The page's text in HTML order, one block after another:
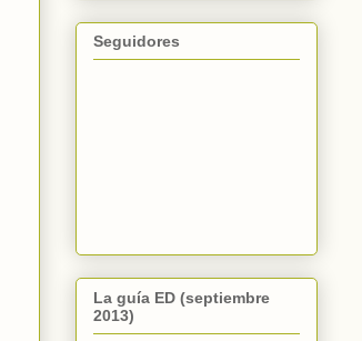
Seguidores
La guía ED (septiembre
2013)